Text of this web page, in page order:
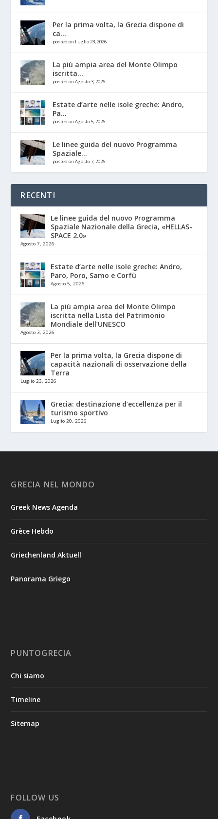
Per la prima volta, la Grecia dispone di
ca...
posted on Luglio 23, 2026
La più ampia area del Monte Olimpo
iscritta...
posted on Agosto 3, 2026
Estate d’arte nelle isole greche: Andro,
Pa...
posted on Agosto 5, 2026
Le linee guida del nuovo Programma
Spaziale...
posted on Agosto 7, 2026
RECENTI
Le linee guida del nuovo Programma
Spaziale Nazionale della Grecia, «HELLAS-
SPACE 2.0»
Agosto 7, 2026
Estate d’arte nelle isole greche: Andro,
Paro, Poro, Samo e Corfù
Agosto 5, 2026
La più ampia area del Monte Olimpo
iscritta nella Lista del Patrimonio
Mondiale dell’UNESCO
Agosto 3, 2026
Per la prima volta, la Grecia dispone di
capacità nazionali di osservazione della
Terra
Luglio 23, 2026
Grecia: destinazione d’eccellenza per il
turismo sportivo
Luglio 20, 2026
GRECIA NEL MONDO
Greek News Agenda
Grèce Hebdo
Griechenland Aktuell
Panorama Griego
PUNTOGRECIA
Chi siamo
Timeline
Sitemap
FOLLOW US